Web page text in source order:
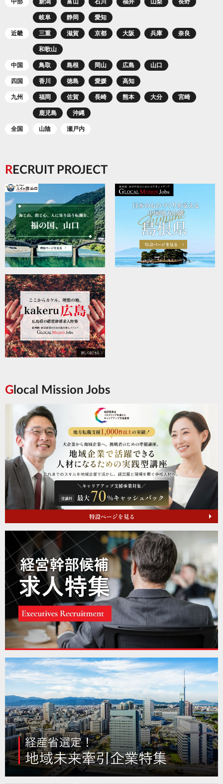
中部 新潟 富山 石川 福井 山梨 長野
岐阜 静岡 愛知
近畿 三重 滋賀 京都 大阪 兵庫 奈良
和歌山
中国 鳥取 島根 岡山 広島 山口
四国 香川 徳島 愛媛 高知
九州 福岡 佐賀 長崎 熊本 大分 宮崎
鹿児島 沖縄
全国 山陰 瀬戸内
RECRUIT PROJECT
Glocal Mission Jobs